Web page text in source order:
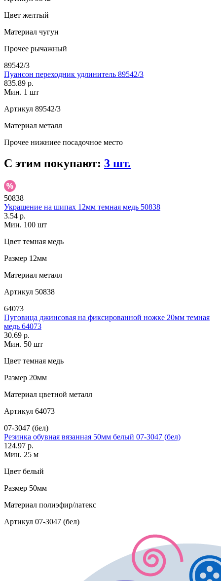
Цвет желтый
Материал чугун
Прочее рычажный
89542/3
Пуансон переходник удлинитель 89542/3
835.89 р.
Мин. 1 шт
Артикул 89542/3
Материал металл
Прочее нижниее посадочное место
С этим покупают: 3 шт.
50838
Украшение на шипах 12мм темная медь 50838
3.54 р.
Мин. 100 шт
Цвет темная медь
Размер 12мм
Материал металл
Артикул 50838
64073
Пуговица джинсовая на фиксированной ножке 20мм темная
медь 64073
30.69 р.
Мин. 50 шт
Цвет темная медь
Размер 20мм
Материал цветной металл
Артикул 64073
07-3047 (бел)
Резинка обувная вязанная 50мм белый 07-3047 (бел)
124.97 р.
Мин. 25 м
Цвет белый
Размер 50мм
Материал полиэфир/латекс
Артикул 07-3047 (бел)